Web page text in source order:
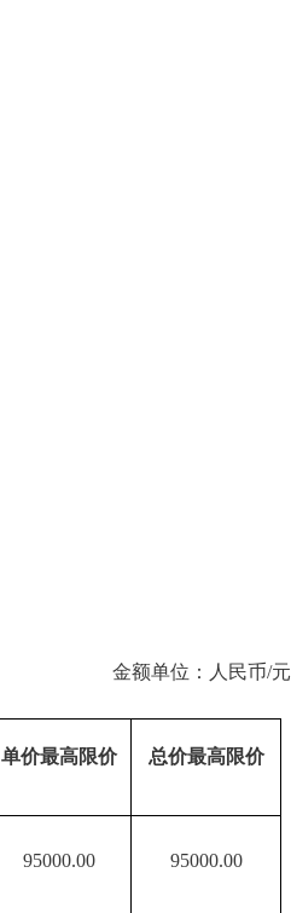
金额单位：人民币/元
单价最高限价 总价最高限价
95000.00 95000.00